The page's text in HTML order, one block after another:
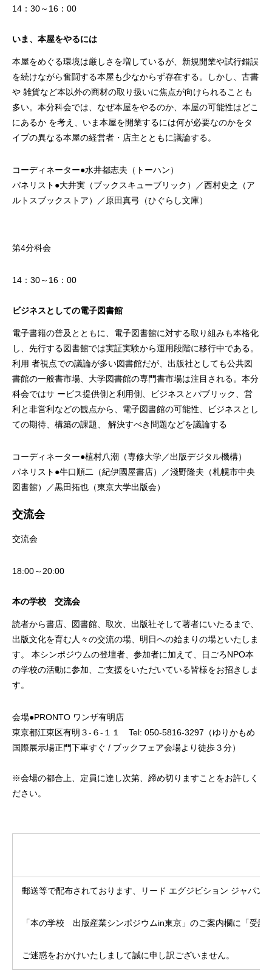
14：30～16：00
いま、本屋をやるには
本屋をめぐる環境は厳しさを増しているが、新規開業や試行錯誤
を続けながら奮闘する本屋も少なからず存在する。しかし、古書
や 雑貨など本以外の商材の取り扱いに焦点が向けられることも
多い。本分科会では、なぜ本屋をやるのか、本屋の可能性はどこ
にあるか を考え、いま本屋を開業するには何が必要なのかをタ
イプの異なる本屋の経営者・店主とともに議論する。
コーディネーター●水井都志夫（トーハン）
パネリスト●大井実（ブックスキューブリック）／西村史之（ア
ルトスブックストア）／原田真弓（ひぐらし文庫）
第4分科会
14：30～16：00
ビジネスとしての電子図書館
電子書籍の普及とともに、電子図書館に対する取り組みも本格化
し、先行する図書館では実証実験から運用段階に移行中である。
利用 者視点での議論が多い図書館だが、出版社としても公共図
書館の一般書市場、大学図書館の専門書市場は注目される。本分
科会ではサ ービス提供側と利用側、ビジネスとパブリック、営
利と非営利などの観点から、電子図書館の可能性、ビジネスとし
ての期待、構築の課題、 解決すべき問題などを議論する
コーディネーター●植村八潮（専修大学／出版デジタル機構）
パネリスト●牛口順二（紀伊國屋書店）／淺野隆夫（札幌市中央
図書館）／黒田拓也（東京大学出版会）
交流会
交流会
18:00～20:00
本の学校 交流会
読者から書店、図書館、取次、出版社そして著者にいたるまで、
出版文化を育む人々の交流の場、明日への始まりの場といたしま
す。 本シンポジウムの登壇者、参加者に加えて、日ごろNPO本
の学校の活動に参加、ご支援をいただいている皆様をお招きしま
す。
会場●PRONTO ワンザ有明店
東京都江東区有明３-６-１１ Tel: 050-5816-3297（ゆりかもめ
国際展示場正門下車すぐ / ブックフェア会場より徒歩３分）
※会場の都合上、定員に達し次第、締め切りますことをお許しく
ださい。
郵送等で配布されております、リード エグジビション ジャパン
「本の学校 出版産業シンポジウムin東京」のご案内欄に「受
ご迷惑をおかけいたしまして誠に申し訳ございません。